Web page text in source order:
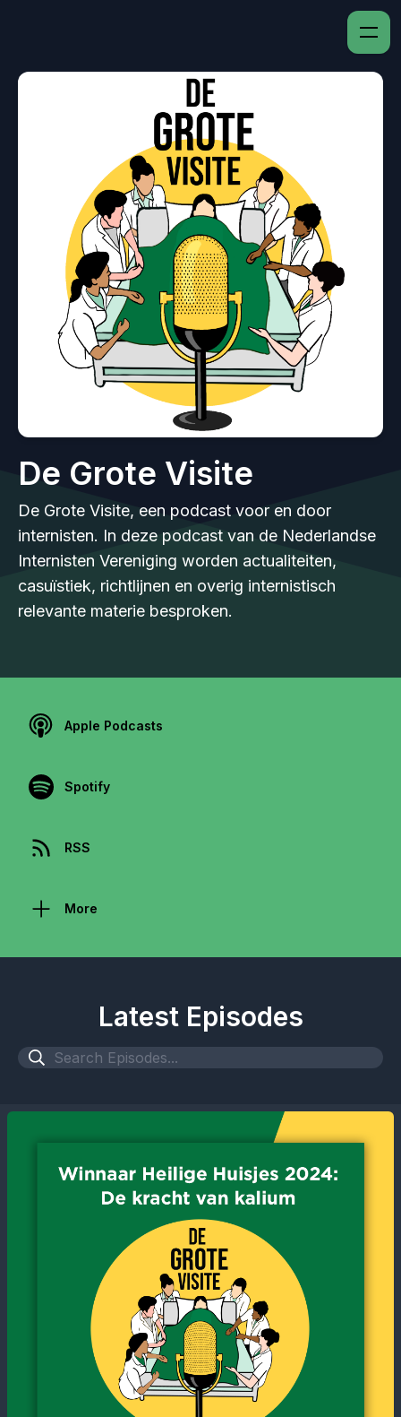
De Grote Visite
De Grote Visite, een podcast voor en door
internisten. In deze podcast van de Nederlandse
Internisten Vereniging worden actualiteiten,
casuïstiek, richtlijnen en overig internistisch
relevante materie besproken.
Apple Podcasts
Spotify
RSS
More
Latest Episodes